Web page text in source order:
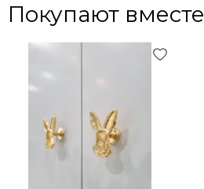
Покупают вместе